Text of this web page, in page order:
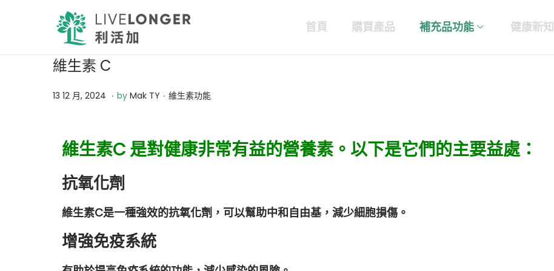
首頁 購買產品 補充品功能 健康新知
維生素 C
Posted on
13 12 月, 2024
2
,
0
4
. by Mak TY . Posted in
維生素功能
維生素C 是對健康非常有益的營養素。以下是它們的主要益處：
抗氧化劑
維生素C是一種強效的抗氧化劑，可以幫助中和自由基，減少細胞損傷。
增強免疫系統